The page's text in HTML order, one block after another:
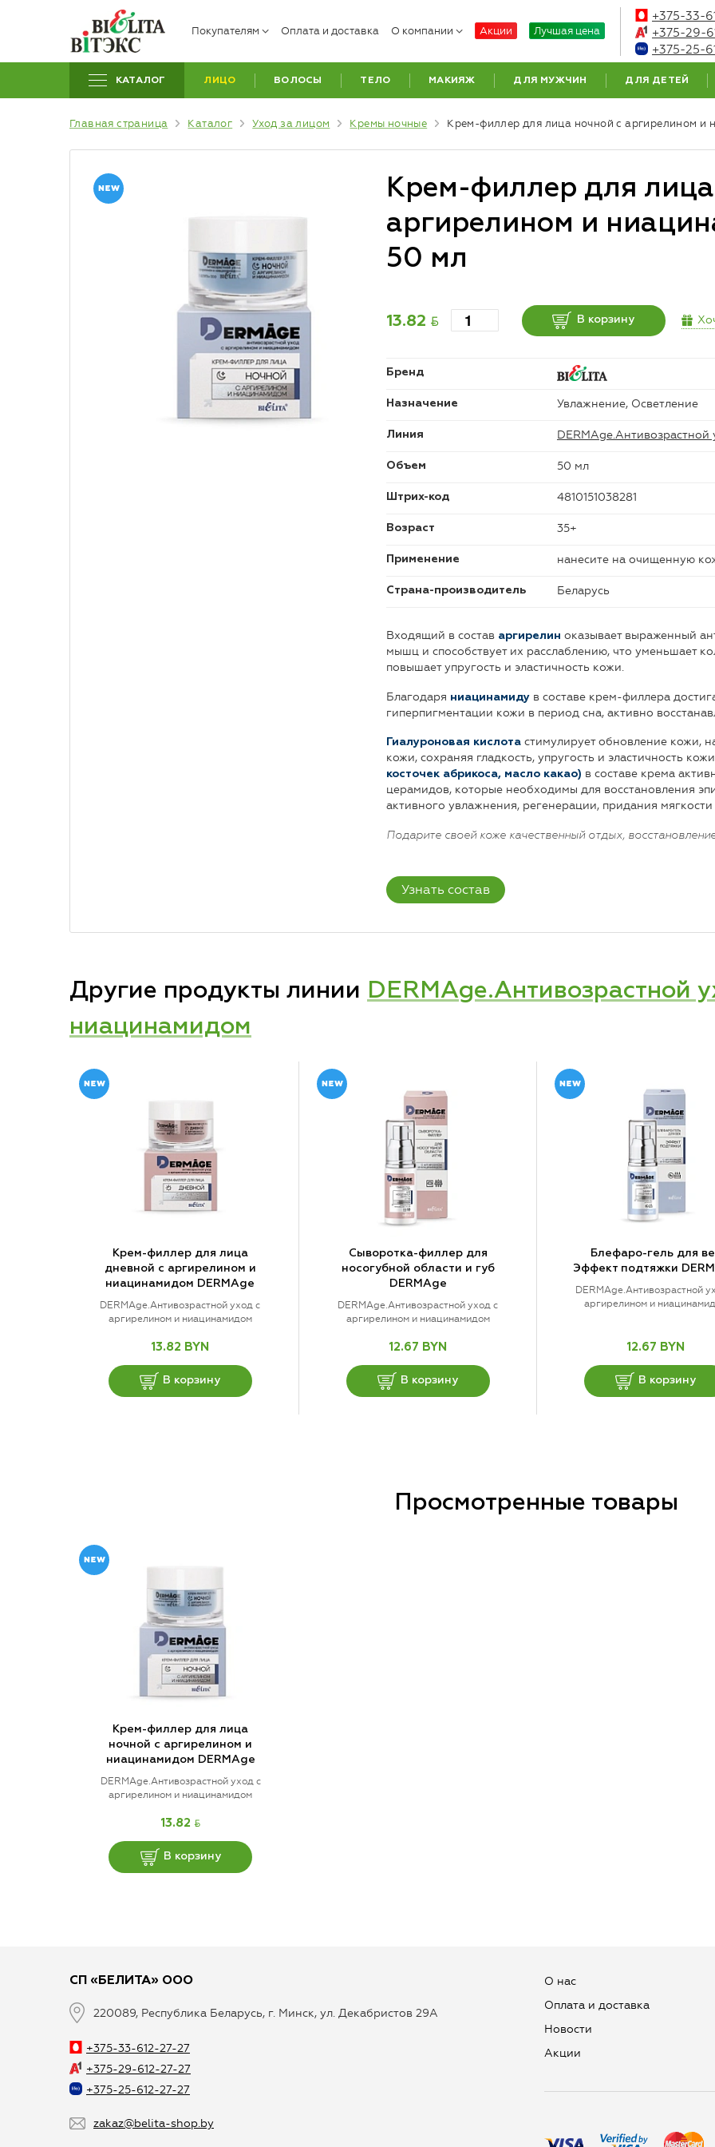
Покупателям Оплата и доставка О компании Акции Лучшая цена
+375-33-
+375-29-
+375-25-
КАТАЛОГ ЛИЦО ВОЛОСЫ ТЕЛО МАКИЯЖ ДЛЯ МУЖЧИН ДЛЯ ДЕТЕЙ
Главная страница Каталог Уход за лицом Кремы ночные Крем-филлер для лица ночной с аргирелином и
Крем-филлер для
аргирелином и
50 мл
13.82 BYN В корзину
Бренд
Назначение Увлажнение, Осветление
Линия
Объем 50 мл
Штрих-код 4810151038281
Возраст 35+
Применение нанесите на очищенную
Страна-производитель Беларусь
Входящий в состав аргирелин оказывает выраженный
мышц и способствует их расслаблению, что уменьшает
повышает упругость и эластичность кожи.
Благодаря ниацинамидув составе крем-филлера
гиперпигментации кожи в период сна, активно
Гиалуроновая кислота стимулирует обновление кожи,
кожи, сохраняя гладкость, упругость и эластичность
косточек абрикоса, масло какао) в составе крема
церамидов, которые необходимы для восстановления
активного увлажнения, регенерации, придания
Подарите своей коже качественный отдых,
Узнать состав
Другие продукты линии DERMAge.Антивозрастной
ниацинамидом
Крем-филлер для лица
дневной с аргирелином и
ниацинамидом DERMAge
DERMAge.Антивозрастной уход с
аргирелином и ниацинамидом
13.82 BYN
В корзину
Сыворотка-филлер для
носогубной области и губ
DERMAge
DERMAge.Антивозрастной уход с
аргирелином и ниацинамидом
12.67 BYN
В корзину
Блефаро-гель для
Эффект подтяжки
DERMAge.Антивозрастной
аргирелином и
12.67 BYN
В корзину
Просмотренные товары
Крем-филлер для лица
ночной с аргирелином и
ниацинамидом DERMAge
DERMAge.Антивозрастной уход с
аргирелином и ниацинамидом
13.82 BYN
В корзину
СП «БЕЛИТА» ООО
220089, Республика Беларусь, г. Минск, ул. Декабристов 29А
+375-33-612-27-27
+375-29-612-27-27
+375-25-612-27-27
zakaz@belita-shop.by
О нас
Оплата и доставка
Новости
Aкции